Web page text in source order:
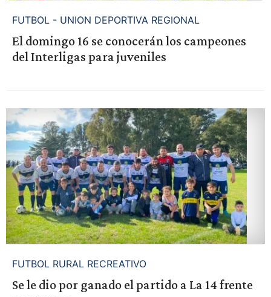
FUTBOL - UNION DEPORTIVA REGIONAL
El domingo 16 se conocerán los campeones
del Interligas para juveniles
FUTBOL RURAL RECREATIVO
Se le dio por ganado el partido a La 14 frente